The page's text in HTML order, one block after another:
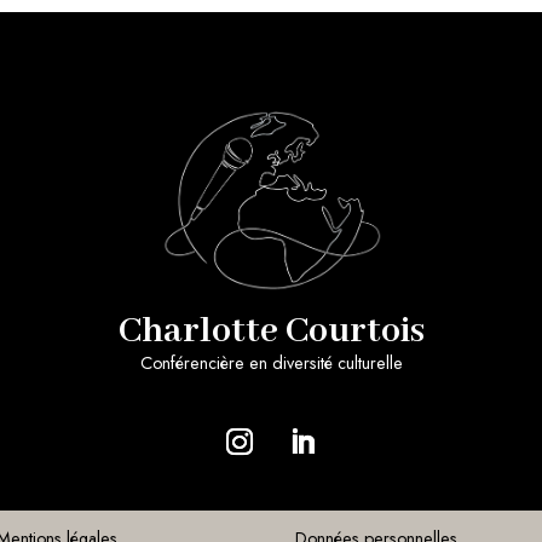
Charlotte Courtois
Conférencière en diversité culturelle